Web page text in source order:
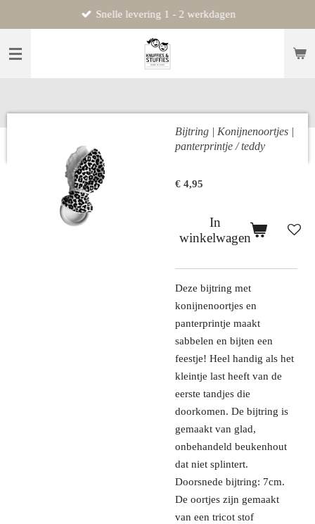
direct
naar
Snelle levering 1 - 2 werkdagen
Bijtring | Konijnenoortjes |
panterprintje / teddy
€ 4,95
In
winkelwagen
Deze bijtring met
konijnenoortjes en
panterprintje maakt
sabbelen en bijten een
feestje! Heel handig als het
kleintje last heeft van de
eerste tandjes die
doorkomen. De bijtring is
gemaakt van glad,
onbehandeld beukenhout
dat niet splintert.
Doorsnede bijtring: 7cm.
De oortjes zijn gemaakt
van een tricot stof